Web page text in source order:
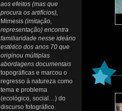
aos efeitos (mas que
procura os artifícios),
Mimesis (imitação,
representação) encontra
familiaridade nesse ideário
estético dos anos 70 que
originou múltiplas
abordagens documentais
topográficas e marcou o
regresso à natureza como
tema e problema
(ecológico, social…) do
discurso fotográfico.